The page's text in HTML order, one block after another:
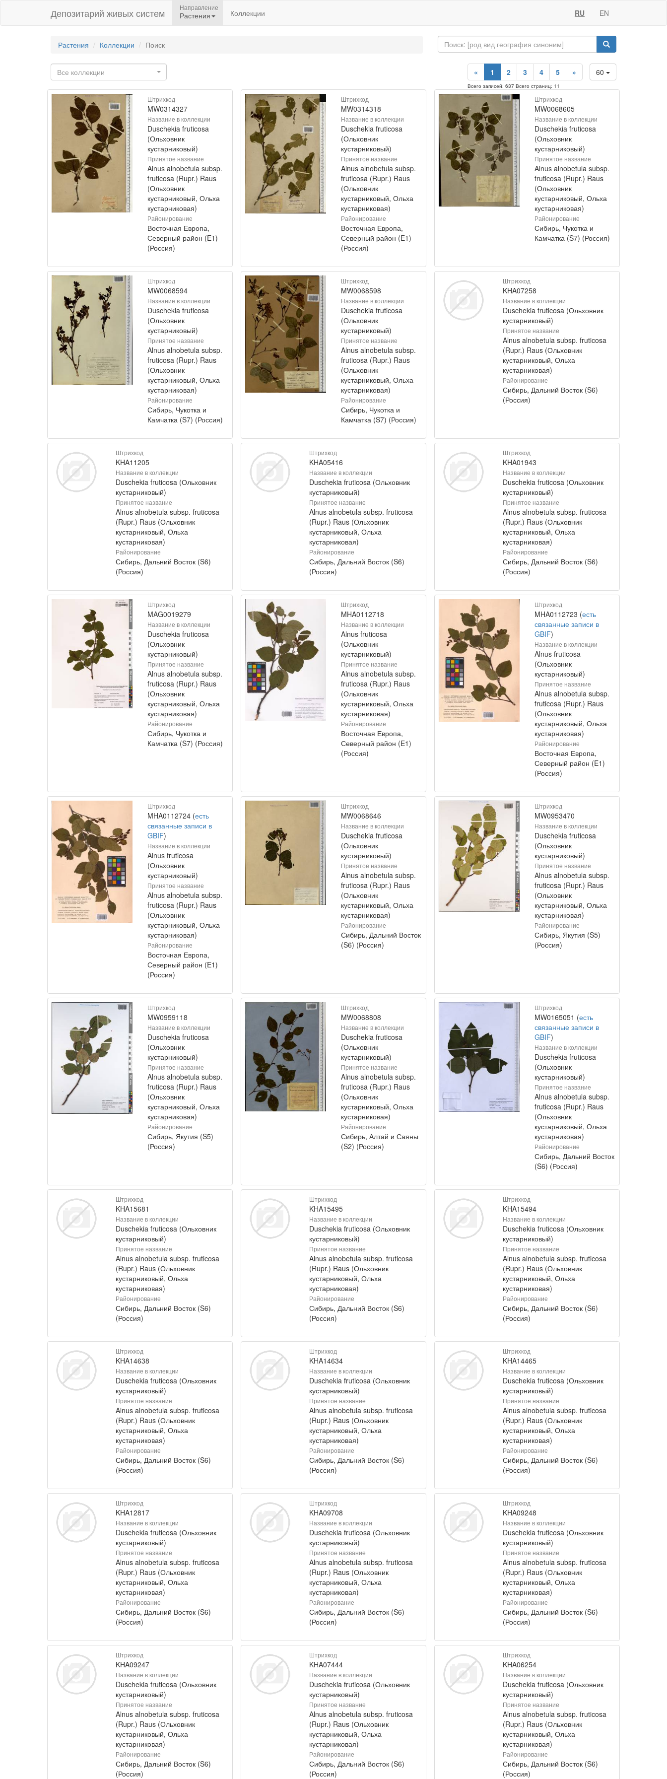
Депозитарий живых систем Направление
Растения Коллекции RU EN
Растения Коллекции Поиск
Все коллекции 60
« 1 2 3 4 5 »
Всего записей: 637 Всего страниц: 11
Штрихкод
MW0314327
Название в коллекции
Duschekia fruticosa
(Ольховник
кустарниковый)
Принятое название
Alnus alnobetula subsp.
fruticosa (Rupr.) Raus
(Ольховник
кустарниковый, Ольха
кустарниковая)
Районирование
Восточная Европа,
Северный район (E1)
(Россия)
Штрихкод
MW0314318
Название в коллекции
Duschekia fruticosa
(Ольховник
кустарниковый)
Принятое название
Alnus alnobetula subsp.
fruticosa (Rupr.) Raus
(Ольховник
кустарниковый, Ольха
кустарниковая)
Районирование
Восточная Европа,
Северный район (E1)
(Россия)
Штрихкод
MW0068605
Название в коллекции
Duschekia fruticosa
(Ольховник
кустарниковый)
Принятое название
Alnus alnobetula subsp.
fruticosa (Rupr.) Raus
(Ольховник
кустарниковый, Ольха
кустарниковая)
Районирование
Сибирь, Чукотка и
Камчатка (S7) (Россия)
Штрихкод
MW0068594
Название в коллекции
Duschekia fruticosa
(Ольховник
кустарниковый)
Принятое название
Alnus alnobetula subsp.
fruticosa (Rupr.) Raus
(Ольховник
кустарниковый, Ольха
кустарниковая)
Районирование
Сибирь, Чукотка и
Камчатка (S7) (Россия)
Штрихкод
MW0068598
Название в коллекции
Duschekia fruticosa
(Ольховник
кустарниковый)
Принятое название
Alnus alnobetula subsp.
fruticosa (Rupr.) Raus
(Ольховник
кустарниковый, Ольха
кустарниковая)
Районирование
Сибирь, Чукотка и
Камчатка (S7) (Россия)
Штрихкод
KHA07258
Название в коллекции
Duschekia fruticosa (Ольховник
кустарниковый)
Принятое название
Alnus alnobetula subsp. fruticosa
(Rupr.) Raus (Ольховник
кустарниковый, Ольха
кустарниковая)
Районирование
Сибирь, Дальний Восток (S6)
(Россия)
Штрихкод
KHA11205
Название в коллекции
Duschekia fruticosa (Ольховник
кустарниковый)
Принятое название
Alnus alnobetula subsp. fruticosa
(Rupr.) Raus (Ольховник
кустарниковый, Ольха
кустарниковая)
Районирование
Сибирь, Дальний Восток (S6)
(Россия)
Штрихкод
KHA05416
Название в коллекции
Duschekia fruticosa (Ольховник
кустарниковый)
Принятое название
Alnus alnobetula subsp. fruticosa
(Rupr.) Raus (Ольховник
кустарниковый, Ольха
кустарниковая)
Районирование
Сибирь, Дальний Восток (S6)
(Россия)
Штрихкод
KHA01943
Название в коллекции
Duschekia fruticosa (Ольховник
кустарниковый)
Принятое название
Alnus alnobetula subsp. fruticosa
(Rupr.) Raus (Ольховник
кустарниковый, Ольха
кустарниковая)
Районирование
Сибирь, Дальний Восток (S6)
(Россия)
Штрихкод
MAG0019279
Название в коллекции
Duschekia fruticosa
(Ольховник
кустарниковый)
Принятое название
Alnus alnobetula subsp.
fruticosa (Rupr.) Raus
(Ольховник
кустарниковый, Ольха
кустарниковая)
Районирование
Сибирь, Чукотка и
Камчатка (S7) (Россия)
Штрихкод
MHA0112718
Название в коллекции
Alnus fruticosa
(Ольховник
кустарниковый)
Принятое название
Alnus alnobetula subsp.
fruticosa (Rupr.) Raus
(Ольховник
кустарниковый, Ольха
кустарниковая)
Районирование
Восточная Европа,
Северный район (E1)
(Россия)
Штрихкод
MHA0112723 (есть
связанные записи в
GBIF)
Название в коллекции
Alnus fruticosa
(Ольховник
кустарниковый)
Принятое название
Alnus alnobetula subsp.
fruticosa (Rupr.) Raus
(Ольховник
кустарниковый, Ольха
кустарниковая)
Районирование
Восточная Европа,
Северный район (E1)
(Россия)
Штрихкод
MHA0112724 (есть
связанные записи в
GBIF)
Название в коллекции
Alnus fruticosa
(Ольховник
кустарниковый)
Принятое название
Alnus alnobetula subsp.
fruticosa (Rupr.) Raus
(Ольховник
кустарниковый, Ольха
кустарниковая)
Районирование
Восточная Европа,
Северный район (E1)
(Россия)
Штрихкод
MW0068646
Название в коллекции
Duschekia fruticosa
(Ольховник
кустарниковый)
Принятое название
Alnus alnobetula subsp.
fruticosa (Rupr.) Raus
(Ольховник
кустарниковый, Ольха
кустарниковая)
Районирование
Сибирь, Дальний Восток
(S6) (Россия)
Штрихкод
MW0953470
Название в коллекции
Duschekia fruticosa
(Ольховник
кустарниковый)
Принятое название
Alnus alnobetula subsp.
fruticosa (Rupr.) Raus
(Ольховник
кустарниковый, Ольха
кустарниковая)
Районирование
Сибирь, Якутия (S5)
(Россия)
Штрихкод
MW0959118
Название в коллекции
Duschekia fruticosa
(Ольховник
кустарниковый)
Принятое название
Alnus alnobetula subsp.
fruticosa (Rupr.) Raus
(Ольховник
кустарниковый, Ольха
кустарниковая)
Районирование
Сибирь, Якутия (S5)
(Россия)
Штрихкод
MW0068808
Название в коллекции
Duschekia fruticosa
(Ольховник
кустарниковый)
Принятое название
Alnus alnobetula subsp.
fruticosa (Rupr.) Raus
(Ольховник
кустарниковый, Ольха
кустарниковая)
Районирование
Сибирь, Алтай и Саяны
(S2) (Россия)
Штрихкод
MW0165051 (есть
связанные записи в
GBIF)
Название в коллекции
Duschekia fruticosa
(Ольховник
кустарниковый)
Принятое название
Alnus alnobetula subsp.
fruticosa (Rupr.) Raus
(Ольховник
кустарниковый, Ольха
кустарниковая)
Районирование
Сибирь, Дальний Восток
(S6) (Россия)
Штрихкод
KHA15681
Название в коллекции
Duschekia fruticosa (Ольховник
кустарниковый)
Принятое название
Alnus alnobetula subsp. fruticosa
(Rupr.) Raus (Ольховник
кустарниковый, Ольха
кустарниковая)
Районирование
Сибирь, Дальний Восток (S6)
(Россия)
Штрихкод
KHA15495
Название в коллекции
Duschekia fruticosa (Ольховник
кустарниковый)
Принятое название
Alnus alnobetula subsp. fruticosa
(Rupr.) Raus (Ольховник
кустарниковый, Ольха
кустарниковая)
Районирование
Сибирь, Дальний Восток (S6)
(Россия)
Штрихкод
KHA15494
Название в коллекции
Duschekia fruticosa (Ольховник
кустарниковый)
Принятое название
Alnus alnobetula subsp. fruticosa
(Rupr.) Raus (Ольховник
кустарниковый, Ольха
кустарниковая)
Районирование
Сибирь, Дальний Восток (S6)
(Россия)
Штрихкод
KHA14638
Название в коллекции
Duschekia fruticosa (Ольховник
кустарниковый)
Принятое название
Alnus alnobetula subsp. fruticosa
(Rupr.) Raus (Ольховник
кустарниковый, Ольха
кустарниковая)
Районирование
Сибирь, Дальний Восток (S6)
(Россия)
Штрихкод
KHA14634
Название в коллекции
Duschekia fruticosa (Ольховник
кустарниковый)
Принятое название
Alnus alnobetula subsp. fruticosa
(Rupr.) Raus (Ольховник
кустарниковый, Ольха
кустарниковая)
Районирование
Сибирь, Дальний Восток (S6)
(Россия)
Штрихкод
KHA14465
Название в коллекции
Duschekia fruticosa (Ольховник
кустарниковый)
Принятое название
Alnus alnobetula subsp. fruticosa
(Rupr.) Raus (Ольховник
кустарниковый, Ольха
кустарниковая)
Районирование
Сибирь, Дальний Восток (S6)
(Россия)
Штрихкод
KHA12817
Название в коллекции
Duschekia fruticosa (Ольховник
кустарниковый)
Принятое название
Alnus alnobetula subsp. fruticosa
(Rupr.) Raus (Ольховник
кустарниковый, Ольха
кустарниковая)
Районирование
Сибирь, Дальний Восток (S6)
(Россия)
Штрихкод
KHA09708
Название в коллекции
Duschekia fruticosa (Ольховник
кустарниковый)
Принятое название
Alnus alnobetula subsp. fruticosa
(Rupr.) Raus (Ольховник
кустарниковый, Ольха
кустарниковая)
Районирование
Сибирь, Дальний Восток (S6)
(Россия)
Штрихкод
KHA09248
Название в коллекции
Duschekia fruticosa (Ольховник
кустарниковый)
Принятое название
Alnus alnobetula subsp. fruticosa
(Rupr.) Raus (Ольховник
кустарниковый, Ольха
кустарниковая)
Районирование
Сибирь, Дальний Восток (S6)
(Россия)
Штрихкод
KHA09247
Название в коллекции
Duschekia fruticosa (Ольховник
кустарниковый)
Принятое название
Alnus alnobetula subsp. fruticosa
(Rupr.) Raus (Ольховник
кустарниковый, Ольха
кустарниковая)
Районирование
Сибирь, Дальний Восток (S6)
(Россия)
Штрихкод
KHA07444
Название в коллекции
Duschekia fruticosa (Ольховник
кустарниковый)
Принятое название
Alnus alnobetula subsp. fruticosa
(Rupr.) Raus (Ольховник
кустарниковый, Ольха
кустарниковая)
Районирование
Сибирь, Дальний Восток (S6)
(Россия)
Штрихкод
KHA06254
Название в коллекции
Duschekia fruticosa (Ольховник
кустарниковый)
Принятое название
Alnus alnobetula subsp. fruticosa
(Rupr.) Raus (Ольховник
кустарниковый, Ольха
кустарниковая)
Районирование
Сибирь, Дальний Восток (S6)
(Россия)